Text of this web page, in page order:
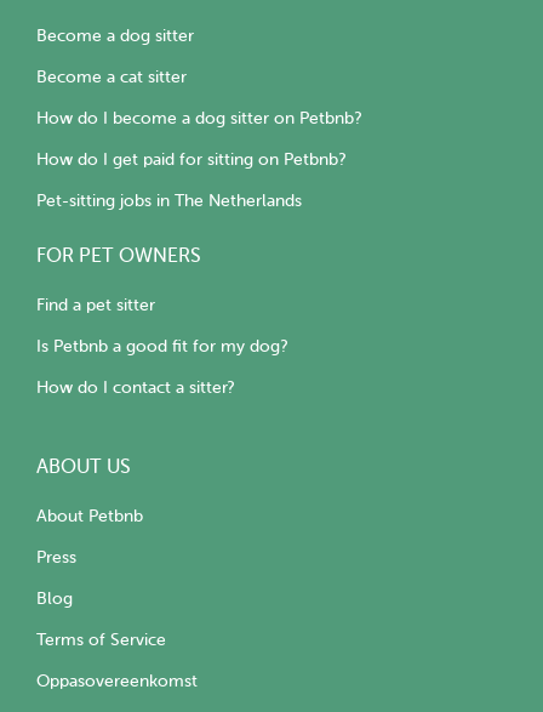
Become a dog sitter
Become a cat sitter
How do I become a dog sitter on Petbnb?
How do I get paid for sitting on Petbnb?
Pet-sitting jobs in The Netherlands
FOR PET OWNERS
Find a pet sitter
Is Petbnb a good fit for my dog?
How do I contact a sitter?
ABOUT US
About Petbnb
Press
Blog
Terms of Service
Oppasovereenkomst